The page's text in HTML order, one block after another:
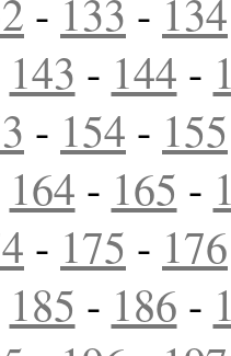
- 133 - 134
143 - 144 -
- 154 - 155
164 - 165 -
- 175 - 176
185 - 186 -